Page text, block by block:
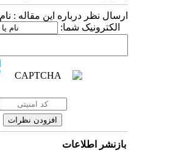
ارسال نظر درباره این مقاله :
الکترونیک شما:
بازنشر اطلاعات